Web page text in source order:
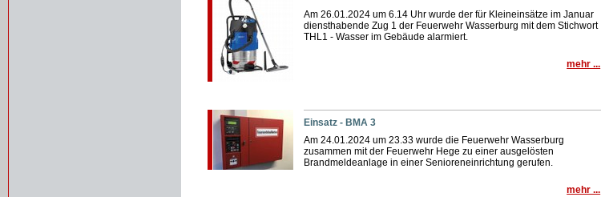
Am 26.01.2024 um 6.14 Uhr wurde der für Kleineinsätze im Januar
diensthabende Zug 1 der Feuerwehr Wasserburg mit dem Stichwort
THL1 - Wasser im Gebäude alarmiert.
mehr ...
Einsatz - BMA 3
Am 24.01.2024 um 23.33 wurde die Feuerwehr Wasserburg
zusammen mit der Feuerwehr Hege zu einer ausgelösten
Brandmeldeanlage in einer Senioreneinrichtung gerufen.
mehr ...